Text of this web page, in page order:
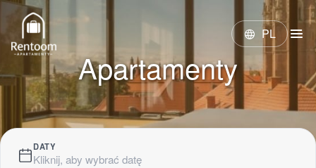
language PL menu
Apartamenty
DATY
Kliknij, aby wybrać datę